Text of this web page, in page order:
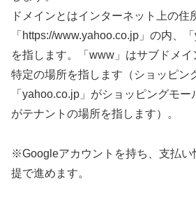
ドメインとはインターネット上の住
「https://www.yahoo.co.jp」の内、
を指します。「www」はサブドメ
特定の場所を指します（ショッピン
「yahoo.co.jp」がショッピングモー
がテナントの場所を指します）。
※Googleアカウントを持ち、支払い
提で進めます。